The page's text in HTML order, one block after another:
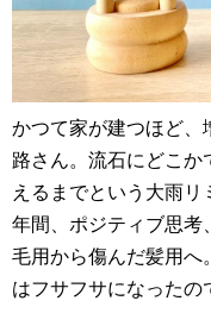
かつて家が建つほど、
路さん。流石にどこか
えるまでという大雨
年間、ポジティブ思考
毛用から傷んだ髪用へ
はフサフサになったの